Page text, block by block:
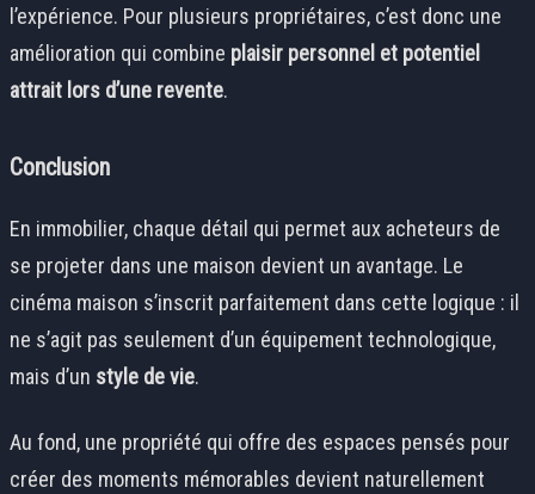
l’expérience. Pour plusieurs propriétaires, c’est donc une
amélioration qui combine plaisir personnel et potentiel
attrait lors d’une revente.
Conclusion
En immobilier, chaque détail qui permet aux acheteurs de
se projeter dans une maison devient un avantage. Le
cinéma maison s’inscrit parfaitement dans cette logique : il
ne s’agit pas seulement d’un équipement technologique,
mais d’un style de vie.
Au fond, une propriété qui offre des espaces pensés pour
créer des moments mémorables devient naturellement